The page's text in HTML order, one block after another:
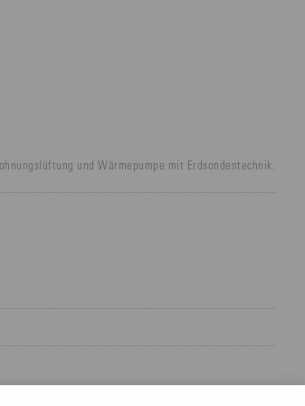
und Wärmepumpe mit Erdsondentechnik.